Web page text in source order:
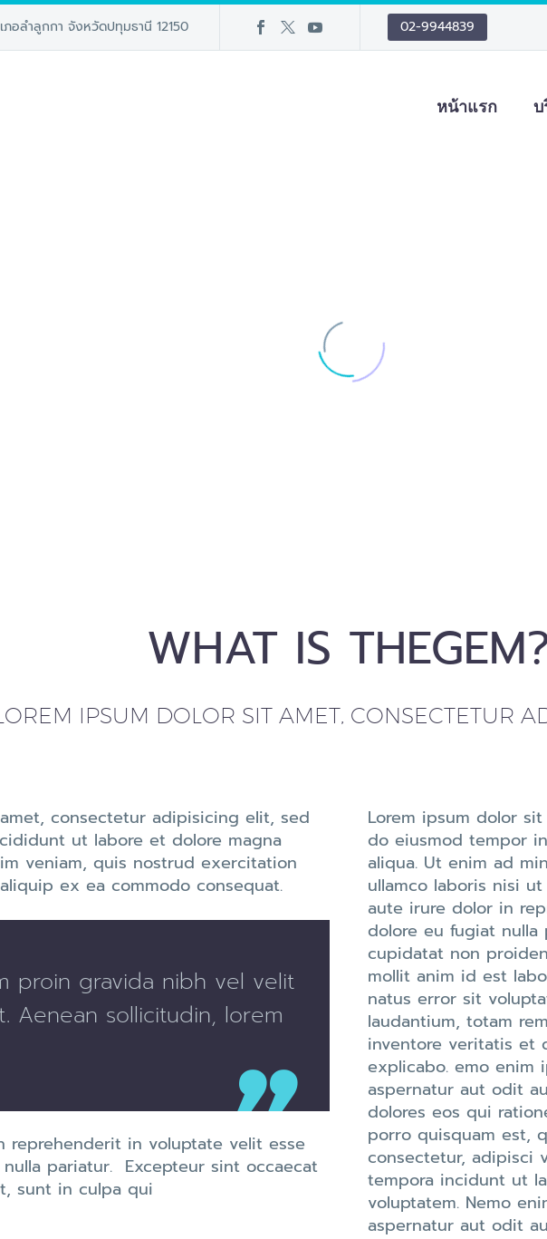
ภอลำลูกกา จังหวัดปทุมธานี 12150 02-9944839
หน้าแรก บ
WHAT IS
IPSUM DOLOR SIT AMET, CONSECTETUR
consectetur adipisicing elit, sed
ut labore et dolore magna
veniam, quis nostrud exercitation
ex ea commodo consequat.
proin gravida nibh vel velit
Aenean sollicitudin, lorem
reprehenderit in voluptate velit esse
pariatur. Excepteur sint occaecat
sunt in culpa qui
Lorem ipsum dolor
do eiusmod tempor
aliqua. Ut enim ad
ullamco laboris nisi
aute irure dolor in
dolore eu fugiat nulla
cupidatat non
mollit anim id est
natus error sit
laudantium, totam
inventore veritatis et
explicabo. emo enim
aspernatur aut odit
dolores eos qui
porro quisquam est,
consectetur, adipisci
tempora incidunt ut
voluptatem. Nemo
aspernatur aut odit